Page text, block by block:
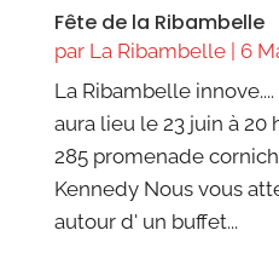
Fête de la Ribambelle
par La Ribambelle| 6
La Ribambelle
aura lieu le 23 juin à 20
285 promenade
Kennedy Nous vous
autour d' un buffet...